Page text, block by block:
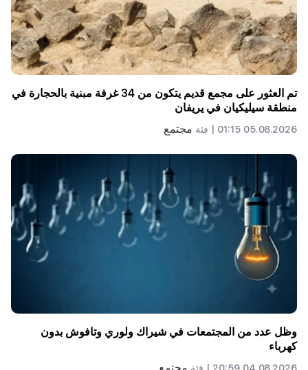
تم العثور على مجمع قديم يتكون من 34 غرفة مبنية بالحجارة في
منطقة سيليكيان في يريفان
05.08.2026 01:15 | فئة مجتمع
وظل عدد من المجتمعات في شيراك ولوري وتافوش بدون
كهرباء
04.08.2026 20:59 | فئة مجتمع